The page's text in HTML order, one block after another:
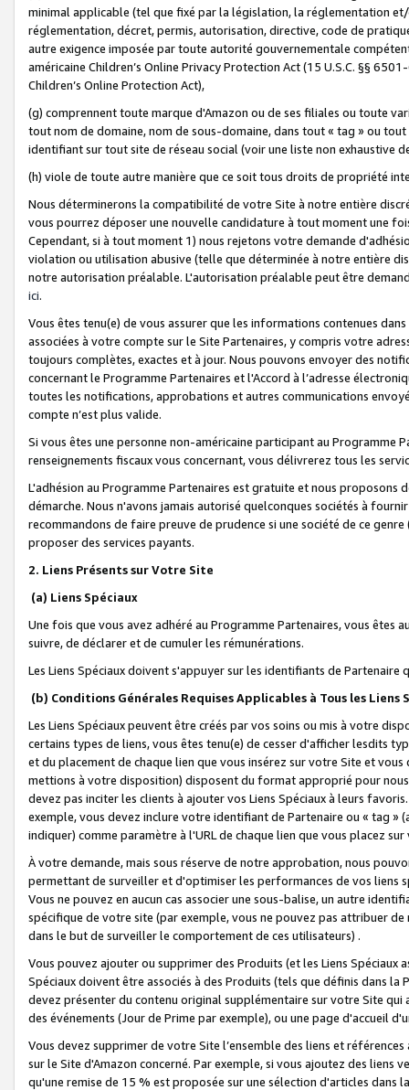
minimal applicable (tel que fixé par la législation, la réglementation
réglementation, décret, permis, autorisation, directive, code de
autre exigence imposée par toute autorité gouvernementale
américaine Children’s Online Privacy Protection Act (15 U.S.C. §§
Children’s Online Protection Act),
(g) comprennent toute marque d'Amazon ou de ses filiales ou toute
tout nom de domaine, nom de sous-domaine, dans tout « tag » ou
identifiant sur tout site de réseau social (voir une liste non exhaustive
(h) viole de toute autre manière que ce soit tous droits de propriété
Nous déterminerons la compatibilité de votre Site à notre entière
vous pourrez déposer une nouvelle candidature à tout moment une
Cependant, si à tout moment 1) nous rejetons votre demande
violation ou utilisation abusive (telle que déterminée à notre entière
notre autorisation préalable. L'autorisation préalable peut être
ici.
Vous êtes tenu(e) de vous assurer que les informations contenues
associées à votre compte sur le Site Partenaires, y compris votre
toujours complètes, exactes et à jour. Nous pouvons envoyer des
concernant le Programme Partenaires et l'Accord à l’adresse
toutes les notifications, approbations et autres communications
compte n’est plus valide.
Si vous êtes une personne non-américaine participant au
renseignements fiscaux vous concernant, vous délivrerez tous les
L'adhésion au Programme Partenaires est gratuite et nous proposons
démarche. Nous n'avons jamais autorisé quelconques sociétés à
recommandons de faire preuve de prudence si une société de ce
proposer des services payants.
2. Liens Présents sur Votre Site
(a) Liens Spéciaux
Une fois que vous avez adhéré au Programme Partenaires, vous êtes
suivre, de déclarer et de cumuler les rémunérations.
Les Liens Spéciaux doivent s'appuyer sur les identifiants de Partenaire
(b) Conditions Générales Requises Applicables à Tous les Liens
Les Liens Spéciaux peuvent être créés par vos soins ou mis à votre
certains types de liens, vous êtes tenu(e) de cesser d'afficher lesdits
et du placement de chaque lien que vous insérez sur votre Site et
mettions à votre disposition) disposent du format approprié pour
devez pas inciter les clients à ajouter vos Liens Spéciaux à leurs
exemple, vous devez inclure votre identifiant de Partenaire ou « tag
indiquer) comme paramètre à l'URL de chaque lien que vous placez
À votre demande, mais sous réserve de notre approbation, nous
permettant de surveiller et d'optimiser les performances de vos liens
Vous ne pouvez en aucun cas associer une sous-balise, un autre
spécifique de votre site (par exemple, vous ne pouvez pas attribuer
dans le but de surveiller le comportement de ces utilisateurs) .
Vous pouvez ajouter ou supprimer des Produits (et les Liens
Spéciaux doivent être associés à des Produits (tels que définis dans
devez présenter du contenu original supplémentaire sur votre Site qui
des événements (Jour de Prime par exemple), ou une page d'accueil
Vous devez supprimer de votre Site l’ensemble des liens et
sur le Site d'Amazon concerné. Par exemple, si vous ajoutez des
qu'une remise de 15 % est proposée sur une sélection d'articles